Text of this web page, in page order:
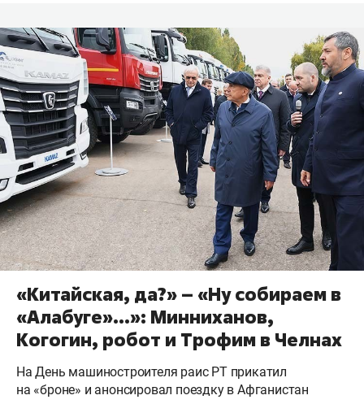
«Китайская, да?» – «Ну собираем в
«Алабуге»…»: Минниханов,
Когогин, робот и Трофим в Челнах
На День машиностроителя раис РТ прикатил
на «броне» и анонсировал поездку в Афганистан